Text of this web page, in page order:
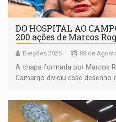
DO HOSPITAL AO
200 ações de Marcos
Eleições 2026 08 de
A chapa formada por Marcos
Camargo dividiu esse desenho